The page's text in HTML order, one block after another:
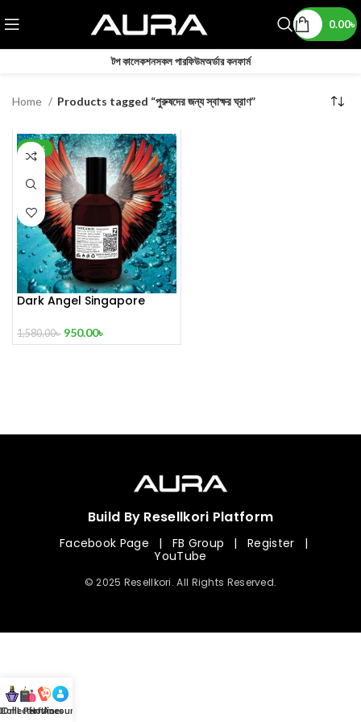
0.00৳
টপ কালেকশনসকল পারফিউমঅর্ডার কনফার্ম
Home Products tagged “পুরুষদের জন্য স্বাক্ষর ঘ্রাণ”
-40%
Dark Angel Singapore
mL
1,580.00৳ 950.00৳
Build By Resellkori Platform
Facebook Page | FB Group | Register
|
YouTube
© 2025 Resellkori. All Rights Reserved.
mL Perfumes
Hotline
Account